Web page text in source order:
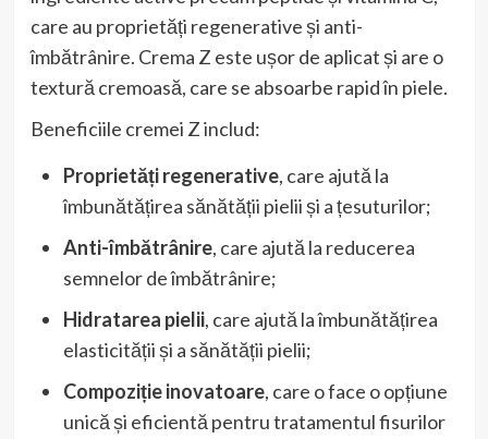
care au proprietăți regenerative și anti-
îmbătrânire. Crema Z este ușor de aplicat și are o
textură cremoasă, care se absoarbe rapid în piele.
Beneficiile cremei Z includ:
Proprietăți regenerative, care ajută la
îmbunătățirea sănătății pielii și a țesuturilor;
Anti-îmbătrânire, care ajută la reducerea
semnelor de îmbătrânire;
Hidratarea pielii, care ajută la îmbunătățirea
elasticității și a sănătății pielii;
Compoziție inovatoare, care o face o opțiune
unică și eficientă pentru tratamentul fisurilor